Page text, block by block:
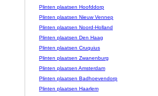
Plinten plaatsen Hoofddorp
Plinten plaatsen Nieuw Vennep
Plinten plaatsen Noord-Holland
Plinten plaatsen Den Haag
Plinten plaatsen Cruquius
Plinten plaatsen Zwanenburg
Plinten plaatsen Amsterdam
Plinten plaatsen Badhoevendorp
Plinten plaatsen Haarlem